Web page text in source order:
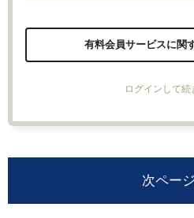
有料会員サービスに関
ログインして続
次ページ